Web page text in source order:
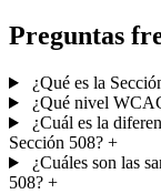
Preguntas
¿Qué es la
¿Qué nivel
¿Cuál es la
Sección 508? +
¿Cuáles son las
508? +